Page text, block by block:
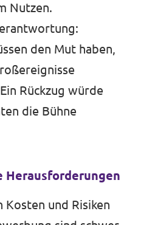
Nutzen.
den Mut haben,
Rückzug würde
die Bühne
Herausforderungen
und Risiken